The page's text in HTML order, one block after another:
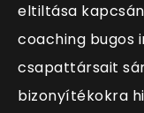
eltiltása
coaching bugos
csapattársait
bizonyítékokra